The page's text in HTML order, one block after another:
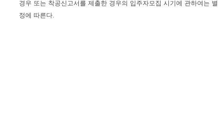
경우 또는 착공신고서를 제출한 경우의 입주자모집 시기에 관하여는
정에 따른다.